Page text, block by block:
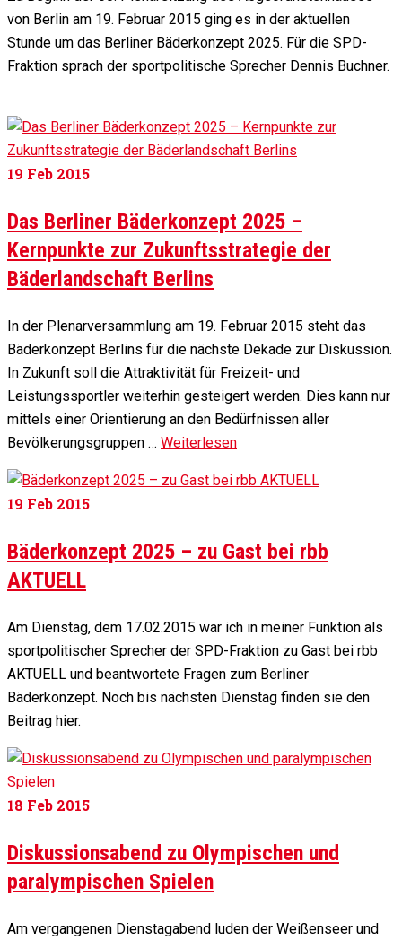
von Berlin am 19. Februar 2015 ging es in der aktuellen
Stunde um das Berliner Bäderkonzept 2025. Für die SPD-
Fraktion sprach der sportpolitische Sprecher Dennis Buchner.
19 Feb 2015
Das Berliner Bäderkonzept 2025 –
Kernpunkte zur Zukunftsstrategie der
Bäderlandschaft Berlins
In der Plenarversammlung am 19. Februar 2015 steht das
Bäderkonzept Berlins für die nächste Dekade zur Diskussion.
In Zukunft soll die Attraktivität für Freizeit- und
Leistungssportler weiterhin gesteigert werden. Dies kann nur
mittels einer Orientierung an den Bedürfnissen aller
Bevölkerungsgruppen … Weiterlesen
19 Feb 2015
Bäderkonzept 2025 – zu Gast bei rbb
AKTUELL
Am Dienstag, dem 17.02.2015 war ich in meiner Funktion als
sportpolitischer Sprecher der SPD-Fraktion zu Gast bei rbb
AKTUELL und beantwortete Fragen zum Berliner
Bäderkonzept. Noch bis nächsten Dienstag finden sie den
Beitrag hier.
18 Feb 2015
Diskussionsabend zu Olympischen und
paralympischen Spielen
Am vergangenen Dienstagabend luden der Weißenseer und